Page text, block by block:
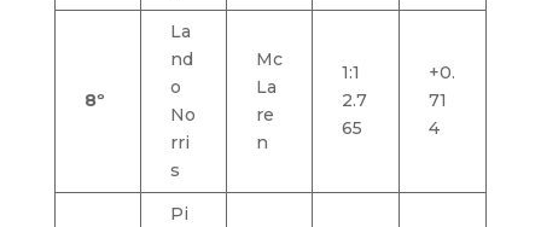
8º
La
nd
o
No
rri
s
Mc
La
re
n
1:1
2.7
65
+0.
71
4
Pi